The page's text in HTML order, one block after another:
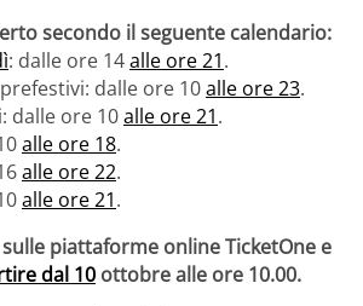
secondo il seguente calendario:
: dalle ore 14alle ore 21.
dalle ore 10alle ore 23.
dalle ore 10alle ore 21.
alle ore 18.
alle ore 22.
alle ore 21.
piattaforme online TicketOne e
dal 10 ottobre alle ore 10.00.